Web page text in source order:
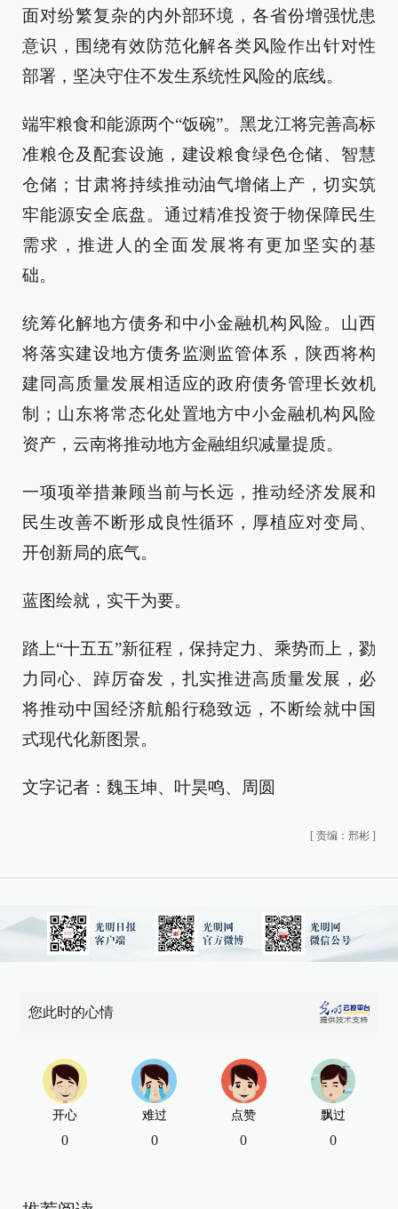
面对纷繁复杂的内外部环境，各省份增强忧患
意识，围绕有效防范化解各类风险作出针对性
部署，坚决守住不发生系统性风险的底线。
端牢粮食和能源两个“饭碗”。黑龙江将完善高标
准粮仓及配套设施，建设粮食绿色仓储、智慧
仓储；甘肃将持续推动油气增储上产，切实筑
牢能源安全底盘。通过精准投资于物保障民生
需求，推进人的全面发展将有更加坚实的基
础。
统筹化解地方债务和中小金融机构风险。山西
将落实建设地方债务监测监管体系，陕西将构
建同高质量发展相适应的政府债务管理长效机
制；山东将常态化处置地方中小金融机构风险
资产，云南将推动地方金融组织减量提质。
一项项举措兼顾当前与长远，推动经济发展和
民生改善不断形成良性循环，厚植应对变局、
开创新局的底气。
蓝图绘就，实干为要。
踏上“十五五”新征程，保持定力、乘势而上，勠
力同心、踔厉奋发，扎实推进高质量发展，必
将推动中国经济航船行稳致远，不断绘就中国
式现代化新图景。
文字记者：魏玉坤、叶昊鸣、周圆
[ 责编：邢彬 ]
您此时的心情
开心
0
难过
0
点赞
0
飘过
0